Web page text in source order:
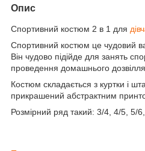
Опис
Спортивний костюм 2 в 1 для
Спортивний костюм це чудовий
Він чудово підійде для занять
проведення домашнього дозвілля.
Костюм складається з куртки і
прикрашений абстрактним
Розмірний ряд такий: 3/4, 4/5, 5/6,